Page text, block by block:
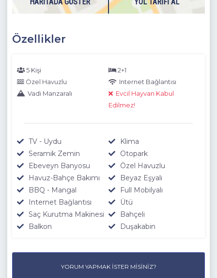
şartlarından dolayı kullanıma kapatılmasından dolayı
HARITADA GÖSTER YOL TARIFI AL
Özellikler
5 Kişi
2+1
Özel Havuzlu
Internet Bağlantısı
Vadi Manzaralı
Evcil Hayvan Kabul
Edilmez!
TV - Uydu
Klima
Seramik Zemin
Otopark
Ebeveyn Banyosu
Özel Havuzlu
Havuz-Bahçe Bakımı
Beyaz Eşyalı
BBQ - Mangal
Full Mobilyalı
Internet Bağlantısı
Ütü
Saç Kurutma Makinesi
Bahçeli
Balkon
Duşakabin
YORUM YAPMAK İSTER MISINIZ?